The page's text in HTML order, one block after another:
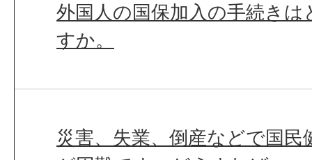
外国人の国保加入の手続き
すか。
災害、失業、倒産などで国民